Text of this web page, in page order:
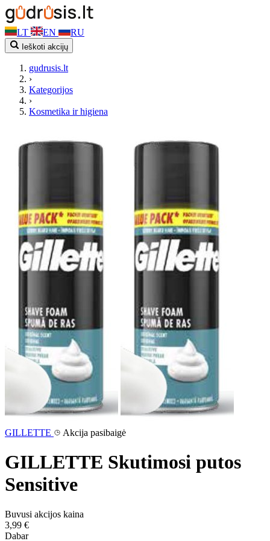
LT EN RU
Ieškoti akcijų
gudrusis.lt
›
Kategorijos
›
Kosmetika ir higiena
GILLETTE Akcija pasibaigė
GILLETTE Skutimosi putos
Sensitive
Buvusi akcijos kaina
3,99 €
Dabar